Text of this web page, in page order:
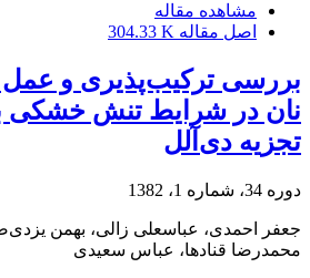
مشاهده مقاله
اصل مقاله 304.33 K
بررسی ترکیب‌پذیری و عمل
نان در شرایط تنش خشکی با
تجزیه دی‌آلل
دوره 34، شماره 1، 1382
جعفر احمدی، عباسعلی زالی، بهمن
محمدرضا قنادها، عباس سعیدی